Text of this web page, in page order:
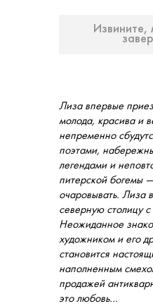
Извините,
Лиза впервые
молода, красива и
непременно
поэтами,
легендами и
питерской богемы
очаровывать. Лиза
северную столицу с
Неожиданное
художником и его
становится
наполненным
продажей
это любовь…